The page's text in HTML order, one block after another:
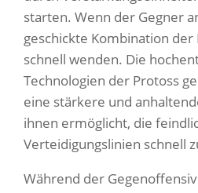
starten. Wenn der Gegner
geschickte Kombination der
schnell wenden. Die
Technologien der Protoss
eine stärkere und
ihnen ermöglicht, die
Verteidigungslinien schnell
Während der